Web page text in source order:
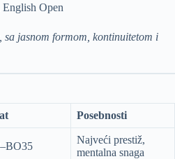
English Open
sa jasnom formom, kontinuitetom i
Posebnosti
Najveći prestiž,
mentalna snaga